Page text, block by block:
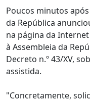
Poucos minutos
da República
na página da
à Assembleia da
Decreto n.º 43/XV,
assistida.
"Concretamente,